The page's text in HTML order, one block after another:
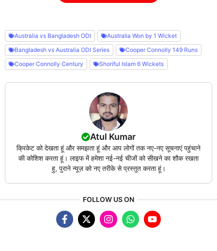
Australia vs Bangladesh ODI
Australia Won by 1 Wicket
Bangladesh vs Australia ODI Series
Cooper Connolly 149 Runs
Cooper Connolly Century
Shoriful Islam 6 Wickets
Atul Kumar
क्रिकेट को देखता हूं और समझता हूं और आप लोगों तक नए-नए सूचनाएं पहुंचाने
की कोशिश करता हूं। लाइफ में हमेशा नई-नई चीजों को सीखने का शौक रखता
हु, पुराने न्यूज़ को नए तरीके से प्रस्तुत करता हूं।
FOLLOW US ON